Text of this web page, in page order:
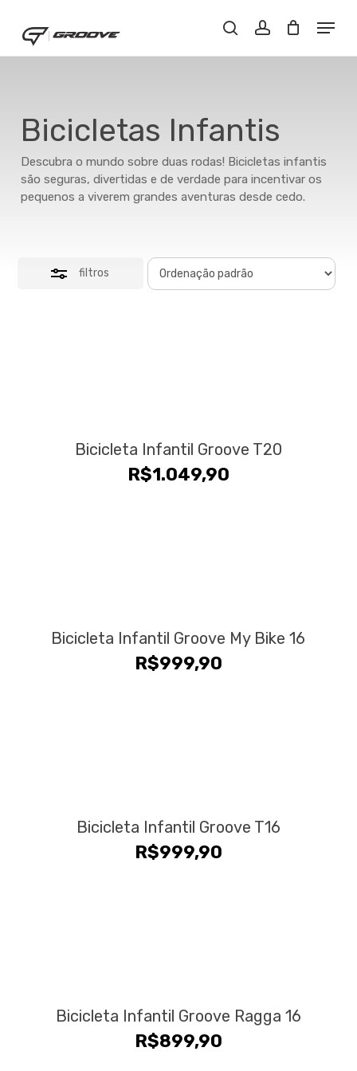
main
content
Buscar..account
Menu
Bicicletas Infantis
Descubra o mundo sobre duas rodas! Bicicletas infantis
são seguras, divertidas e de verdade para incentivar os
pequenos a viverem grandes aventuras desde cedo.
filtros
Close
Bicicleta Infantil Groove T20
R$1.049,90
Bicicleta Infantil Groove My Bike 16
R$999,90
Bicicleta Infantil Groove T16
R$999,90
Bicicleta Infantil Groove Ragga 16
R$899,90